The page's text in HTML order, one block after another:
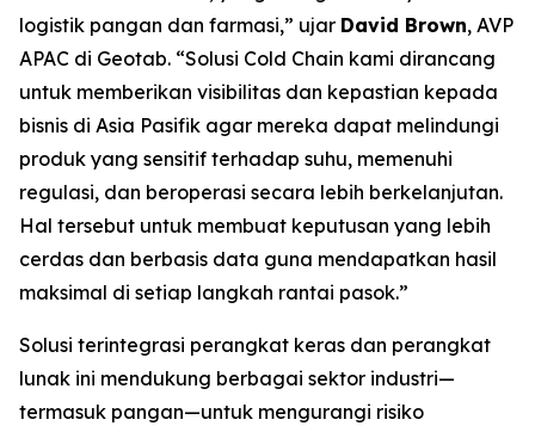
logistik pangan dan farmasi,” ujar David Brown, AVP
APAC di Geotab. “Solusi Cold Chain kami dirancang
untuk memberikan visibilitas dan kepastian kepada
bisnis di Asia Pasifik agar mereka dapat melindungi
produk yang sensitif terhadap suhu, memenuhi
regulasi, dan beroperasi secara lebih berkelanjutan.
Hal tersebut untuk membuat keputusan yang lebih
cerdas dan berbasis data guna mendapatkan hasil
maksimal di setiap langkah rantai pasok.”
Solusi terintegrasi perangkat keras dan perangkat
lunak ini mendukung berbagai sektor industri—
termasuk pangan—untuk mengurangi risiko